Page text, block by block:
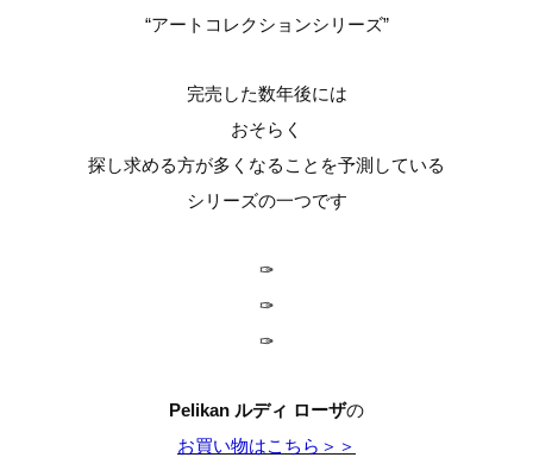
“アートコレクションシリーズ”
完売した数年後には
おそらく
探し求める方が多くなることを予測している
シリーズの一つです
✑
✑
✑
Pelikan ルディ ローザの
お買い物はこちら＞＞